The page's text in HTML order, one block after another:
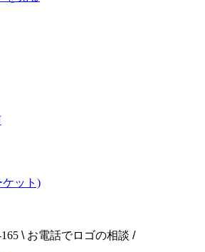
\ お電話でロゴの相談 /